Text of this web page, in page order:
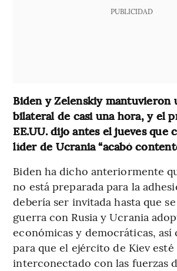
PUBLICIDAD
Biden y Zelenskiy mantuvieron
bilateral de casi una hora, y el
EE.UU. dijo antes el jueves que
líder de Ucrania “acabó
Biden ha dicho anteriormente
no está preparada para la
debería ser invitada hasta que
guerra con Rusia y Ucrania
económicas y democráticas, así
para que el ejército de Kiev esté
interconectado con las fuerzas